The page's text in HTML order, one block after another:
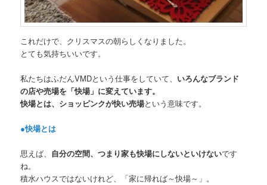
これだけで、クリスマスの朝らしくなりました。
とても気持ちいいです。
私たちはふだんVMDという仕事をしていて、 いろんなブランド
の店や売場を「快場」に変えています。
快場とは、ショッピンクが快い売場という意味です。
●快場とは
思えば、 自分の空間、つまり家も快場にしないといけないです
ね。
積水ハウスではないけれど、「家に帰れば～快場～」。